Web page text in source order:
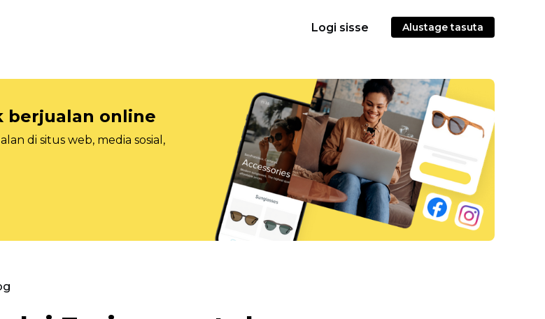
Logi sisse Alustage tasuta
berjualan online
di situs web, media sosial,